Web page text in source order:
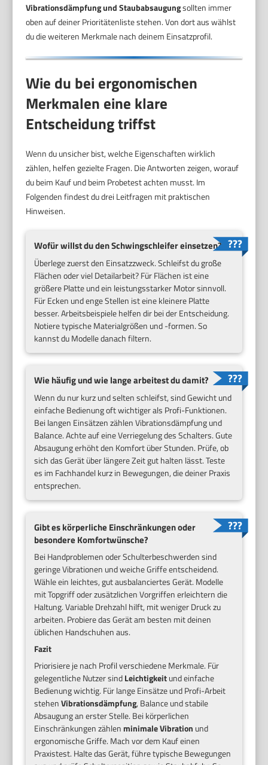
Vibrationsdämpfung und Staubabsaugungsollten immer
oben auf deiner Prioritätenliste stehen. Von dort aus wählst
du die weiteren Merkmale nach deinem Einsatzprofil.
Wie du bei ergonomischen
Merkmalen eine klare
Entscheidung triffst
Wenn du unsicher bist, welche Eigenschaften wirklich
zählen, helfen gezielte Fragen. Die Antworten zeigen, worauf
du beim Kauf und beim Probetest achten musst. Im
Folgenden findest du drei Leitfragen mit praktischen
Hinweisen.
Wofür willst du den Schwingschleifer einsetzen?
Überlege zuerst den Einsatzzweck. Schleifst du große
Flächen oder viel Detailarbeit? Für Flächen ist eine
größere Platte und ein leistungsstarker Motor sinnvoll.
Für Ecken und enge Stellen ist eine kleinere Platte
besser. Arbeitsbeispiele helfen dir bei der Entscheidung.
Notiere typische Materialgrößen und -formen. So
kannst du Modelle danach filtern.
Wie häufig und wie lange arbeitest du damit?
Wenn du nur kurz und selten schleifst, sind Gewicht und
einfache Bedienung oft wichtiger als Profi-Funktionen.
Bei langen Einsätzen zählen Vibrationsdämpfung und
Balance. Achte auf eine Verriegelung des Schalters. Gute
Absaugung erhöht den Komfort über Stunden. Prüfe, ob
sich das Gerät über längere Zeit gut halten lässt. Teste
es im Fachhandel kurz in Bewegungen, die deiner Praxis
entsprechen.
Gibt es körperliche Einschränkungen oder
besondere Komfortwünsche?
Bei Handproblemen oder Schulterbeschwerden sind
geringe Vibrationen und weiche Griffe entscheidend.
Wähle ein leichtes, gut ausbalanciertes Gerät. Modelle
mit Topgriff oder zusätzlichen Vorgriffen erleichtern die
Haltung. Variable Drehzahl hilft, mit weniger Druck zu
arbeiten. Probiere das Gerät am besten mit deinen
üblichen Handschuhen aus.
Fazit
Priorisiere je nach Profil verschiedene Merkmale. Für
gelegentliche Nutzer sindLeichtigkeitund einfache
Bedienung wichtig. Für lange Einsätze und Profi-Arbeit
stehenVibrationsdämpfung, Balance und stabile
Absaugung an erster Stelle. Bei körperlichen
Einschränkungen zählenminimale Vibration und
ergonomische Griffe. Mach vor dem Kauf einen
Praxistest. Halte das Gerät, führe typische Bewegungen